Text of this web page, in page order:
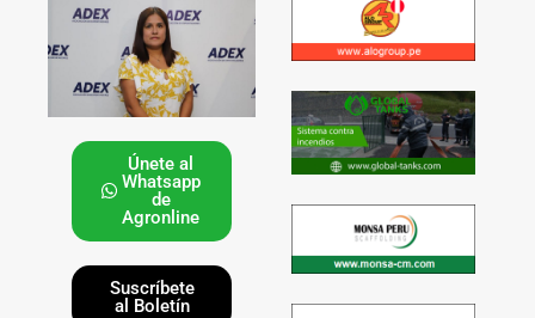
Únete al
Whatsapp
de
Agronline
Suscríbete
al Boletín